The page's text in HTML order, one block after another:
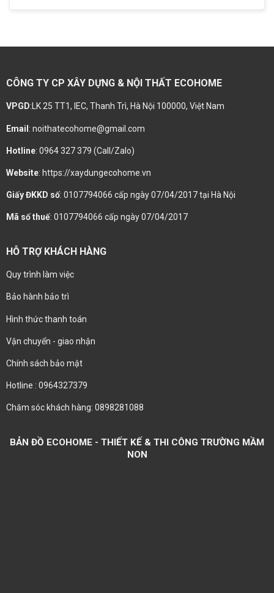
CÔNG TY CP XÂY DỰNG & NỘI THẤT ECOHOME
VPGD:LK 25 TT1, IEC, Thanh Trì, Hà Nội 100000, Việt Nam
Email: noithatecohome@gmail.com
Hotline: 0964 327 379 (Call/Zalo)
Website: https://xaydungecohome.vn
Giấy ĐKKD số: 0107794066 cấp ngày 07/04/2017 tại Hà Nội
Mã số thuế: 0107794066 cấp ngày 07/04/2017
HỖ TRỢ KHÁCH HÀNG
Quy trình làm việc
Bảo hành bảo trì
Hình thức thanh toán
Vận chuyển - giao nhận
Chính sách bảo mật
Hotline : 0964327379
Chăm sóc khách hàng: 0898281088
BẢN ĐỒ ECOHOME - THIẾT KẾ & THI CÔNG TRƯỜNG MẦM
NON